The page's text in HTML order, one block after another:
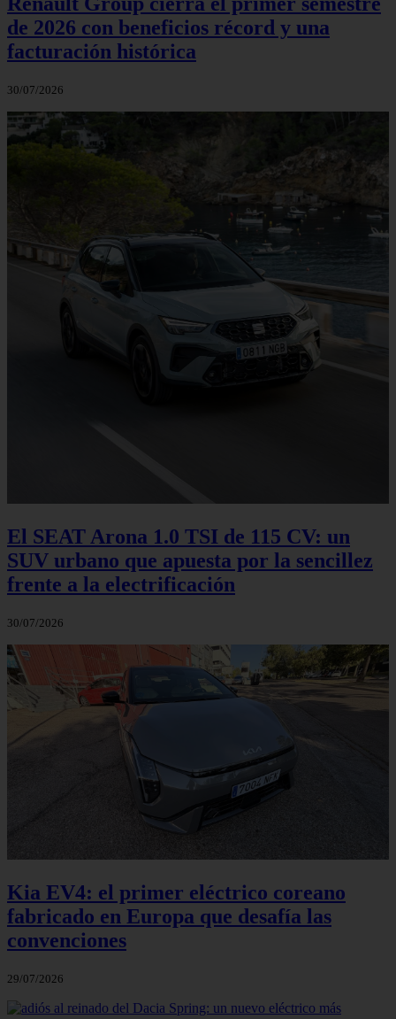
de 2026 con beneficios récord y una
facturación histórica
30/07/2026
El SEAT Arona 1.0 TSI de 115 CV: un
SUV urbano que apuesta por la sencillez
frente a la electrificación
30/07/2026
Kia EV4: el primer eléctrico coreano
fabricado en Europa que desafía las
convenciones
29/07/2026